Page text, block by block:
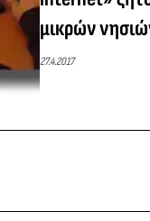
μικρών
27.4.2017